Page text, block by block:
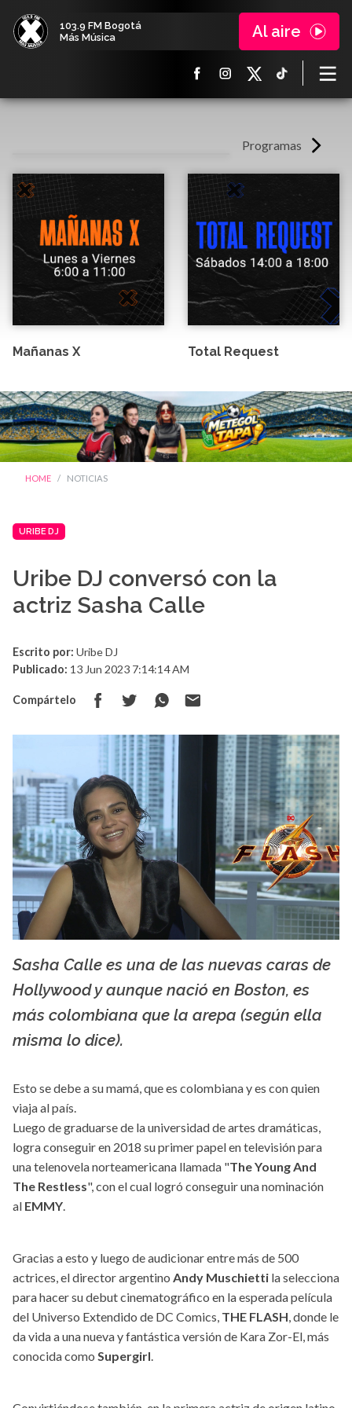
103.9 FM Bogotá
Más Música
Al aire
Programas
Mañanas X Total Request
HOME NOTICIAS
URIBE DJ
Uribe DJ conversó con la
actriz Sasha Calle
Escrito por: Uribe DJ
Publicado: 13 Jun 2023 7:14:14 AM
Compártelo
DC Comics / Warner Bros Pictures
Sasha Calle es una de las nuevas caras de
Hollywood y aunque nació en Boston, es
más colombiana que la arepa (según ella
misma lo dice).
Esto se debe a su mamá, que es colombiana y es con quien
viaja al país.
Luego de graduarse de la universidad de artes dramáticas,
logra conseguir en 2018 su primer papel en televisión para
una telenovela norteamericana llamada "The Young And
The Restless", con el cual logró conseguir una nominación
al EMMY.
Gracias a esto y luego de audicionar entre más de 500
actrices, el director argentino Andy Muschietti la selecciona
para hacer su debut cinematográfico en la esperada película
del Universo Extendido de DC Comics, THE FLASH, donde le
da vida a una nueva y fantástica versión de Kara Zor-El, más
conocida como Supergirl.